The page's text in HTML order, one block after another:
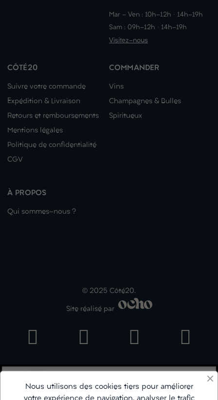
Mar - Ven : 10h-12h · 14h-19h
Sam : 09h-12h · 14h-19h
Visitez-nous
CÔTÉ20
Suivre votre commande
Expédition & Livraison
Retours et remboursements
Mentions légales
Politique de confidentialité
CGV
COMMANDER
Vins
Champagnes & Bulles
Spiritueux
À PROPOS
Qui sommes-nous ?
© 2025 Côté20.
Site réalisé par
Nous utilisons des cookies tiers pour améliorer